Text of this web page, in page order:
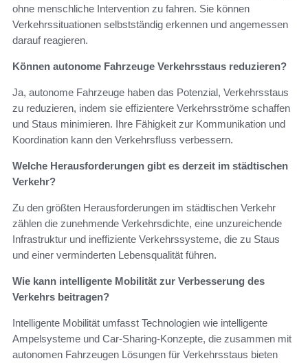
ohne menschliche Intervention zu fahren. Sie können
Verkehrssituationen selbstständig erkennen und angemessen
darauf reagieren.
Können autonome Fahrzeuge Verkehrsstaus reduzieren?
Ja, autonome Fahrzeuge haben das Potenzial, Verkehrsstaus
zu reduzieren, indem sie effizientere Verkehrsströme schaffen
und Staus minimieren. Ihre Fähigkeit zur Kommunikation und
Koordination kann den Verkehrsfluss verbessern.
Welche Herausforderungen gibt es derzeit im städtischen
Verkehr?
Zu den größten Herausforderungen im städtischen Verkehr
zählen die zunehmende Verkehrsdichte, eine unzureichende
Infrastruktur und ineffiziente Verkehrssysteme, die zu Staus
und einer verminderten Lebensqualität führen.
Wie kann intelligente Mobilität zur Verbesserung des
Verkehrs beitragen?
Intelligente Mobilität umfasst Technologien wie intelligente
Ampelsysteme und Car-Sharing-Konzepte, die zusammen mit
autonomen Fahrzeugen Lösungen für Verkehrsstaus bieten